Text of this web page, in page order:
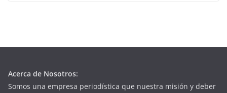
Acerca de Nosotros:
Somos una empresa periodística que nuestra misión y deber